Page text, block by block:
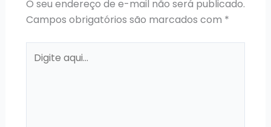
O seu endereço de e-mail não será publicado.
Campos obrigatórios são marcados com *
aqui...